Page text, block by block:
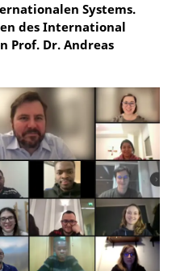
Systems.
des International
Prof. Dr. Andreas